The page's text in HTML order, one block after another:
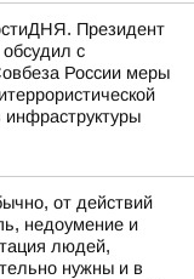
Президент
с
России меры
от действий
недоумение и
людей,
нужны и в